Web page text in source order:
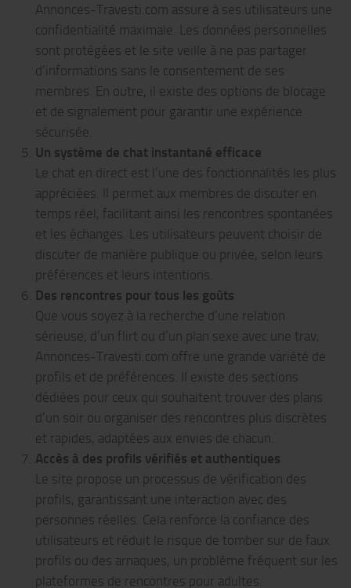
Annonces-Travesti.com assure à ses utilisateurs une
confidentialité maximale. Les données personnelles
sont protégées et le site veille à ne pas partager
d’informations sans le consentement de ses
membres. En outre, il existe des options de blocage
et de signalement pour garantir une expérience
sécurisée.
Un système de chat instantané efficace
Le chat en direct est l’une des fonctionnalités les plus
appréciées. Il permet aux membres de discuter en
temps réel, facilitant ainsi les rencontres spontanées
et les échanges. Les utilisateurs peuvent choisir de
discuter de manière publique ou privée, selon leurs
préférences et leurs intentions.
Des rencontres pour tous les goûts
Que vous soyez à la recherche d’une relation
sérieuse, d’un flirt ou d’un plan sexe avec une trav,
Annonces-Travesti.com offre une grande variété de
profils et de préférences. Il existe des sections
dédiées pour ceux qui souhaitent trouver des plans
d’un soir ou organiser des rencontres plus discrètes
et rapides, adaptées aux envies de chacun.
Accès à des profils vérifiés et authentiques
Le site propose un processus de vérification des
profils, garantissant une interaction avec des
personnes réelles. Cela renforce la confiance des
utilisateurs et réduit le risque de tomber sur de faux
profils ou des arnaques, un problème fréquent sur les
plateformes de rencontres pour adultes.